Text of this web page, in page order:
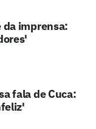
imprensa:
fala de Cuca: